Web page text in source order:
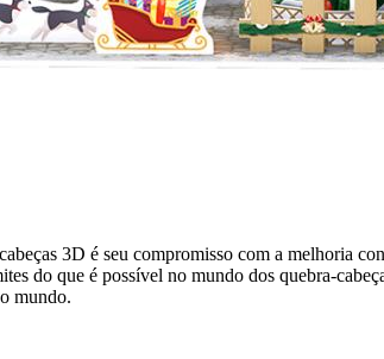
3D é seu compromisso com a melhoria
do que é possível no mundo dos quebra-
mundo.